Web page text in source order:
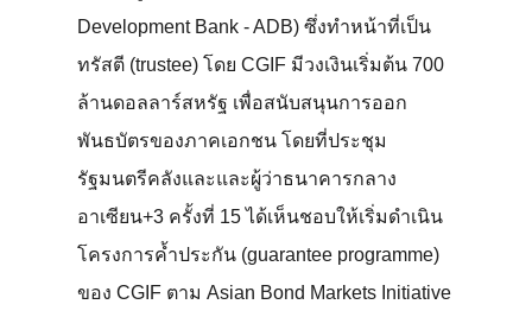
Development Bank - ADB) ซึ่งทำหน้าที่เป็น
ทรัสตี (trustee) โดย CGIF มีวงเงินเริ่มต้น 700
ล้านดอลลาร์สหรัฐ เพื่อสนับสนุนการออก
พันธบัตรของภาคเอกชน โดยที่ประชุม
รัฐมนตรีคลังและและผู้ว่าธนาคารกลาง
อาเซียน+3 ครั้งที่ 15 ได้เห็นชอบให้เริ่มดำเนิน
โครงการค้ำประกัน (guarantee programme)
ของ CGIF ตาม Asian Bond Markets Initiative